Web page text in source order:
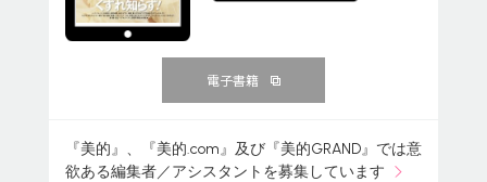
電子書籍
『美的』、『美的.com』及び『美的GRAND』では意
欲ある編集者／アシスタントを募集しています